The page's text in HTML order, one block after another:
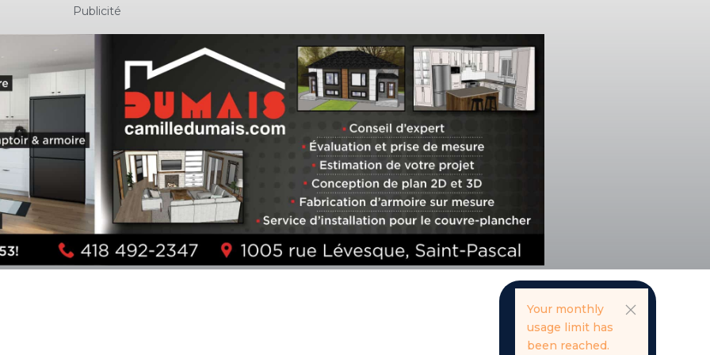
Publicité
Your monthly
usage limit has
been reached.